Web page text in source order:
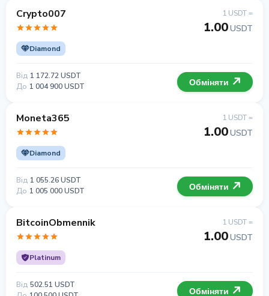
Crypto007
Diamond
1 USDT =
1.00USDT
Від 1 172.72 USDT
До 1 004 900 USDT Обміняти
Moneta365
Diamond
1 USDT =
1.00USDT
Від 1 055.26 USDT
До 1 005 000 USDT Обміняти
BitcoinObmennik
Platinum
1 USDT =
1.00USDT
Від 502.51 USDT
Обміняти